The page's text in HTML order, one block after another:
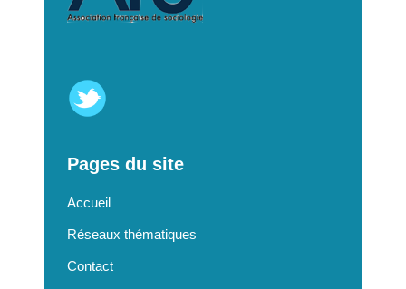
Pages du site
Accueil
Réseaux thématiques
Contact